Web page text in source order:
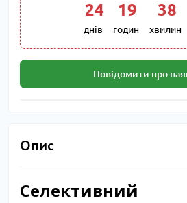
24
днів
19
годин
38
хвилин
Повідомити про
Опис
Селективний